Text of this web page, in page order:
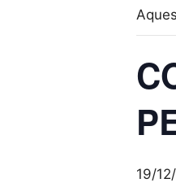
19/